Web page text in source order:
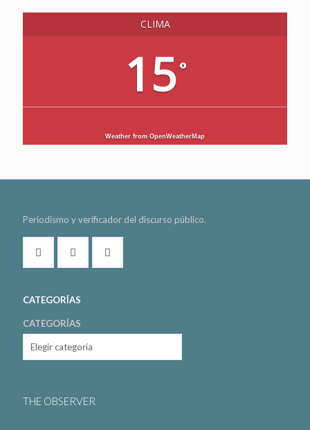
CLIMA
15°
Weather from OpenWeatherMap
Periodismo y verificador del discurso público.
CATEGORÍAS
CATEGORÍAS
THE OBSERVER